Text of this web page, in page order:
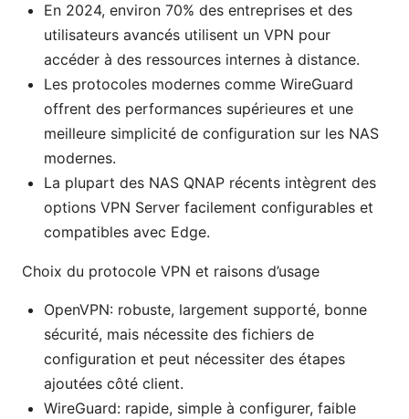
En 2024, environ 70% des entreprises et des
utilisateurs avancés utilisent un VPN pour
accéder à des ressources internes à distance.
Les protocoles modernes comme WireGuard
offrent des performances supérieures et une
meilleure simplicité de configuration sur les NAS
modernes.
La plupart des NAS QNAP récents intègrent des
options VPN Server facilement configurables et
compatibles avec Edge.
Choix du protocole VPN et raisons d’usage
OpenVPN: robuste, largement supporté, bonne
sécurité, mais nécessite des fichiers de
configuration et peut nécessiter des étapes
ajoutées côté client.
WireGuard: rapide, simple à configurer, faible